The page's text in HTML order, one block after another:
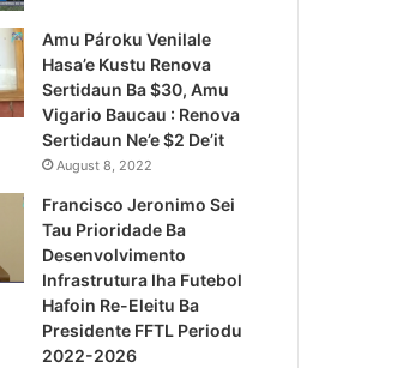
Amu Pároku Venilale
Hasa’e Kustu Renova
Sertidaun Ba $30, Amu
Vigario Baucau : Renova
Sertidaun Ne’e $2 De’it
August 8, 2022
Francisco Jeronimo Sei
Tau Prioridade Ba
Desenvolvimento
Infrastrutura Iha Futebol
Hafoin Re-Eleitu Ba
Presidente FFTL Periodu
2022-2026